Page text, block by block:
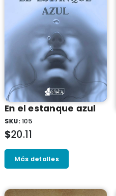
En el estanque azul
SKU:105
$20.11
Más detalles